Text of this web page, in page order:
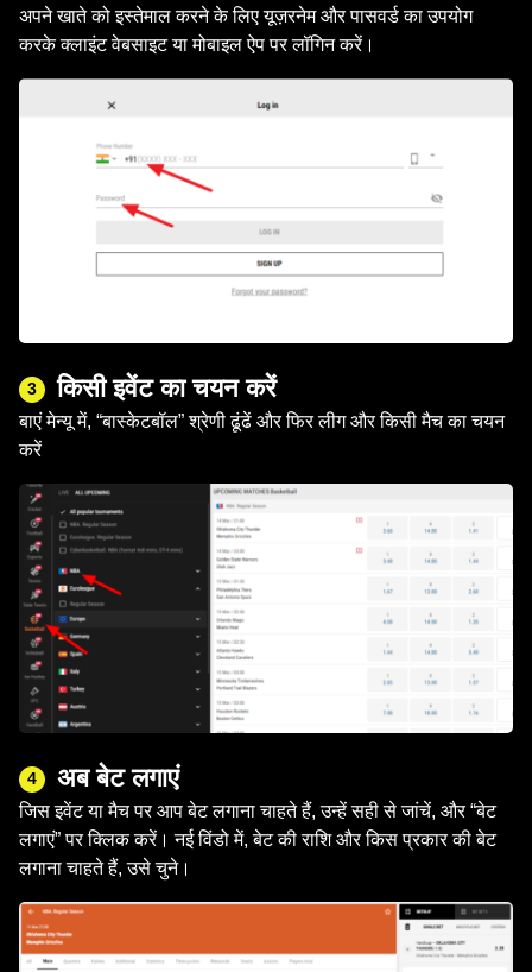
अपने खाते को इस्तेमाल करने के लिए यूज़रनेम और पासवर्ड का उपयोग
करके क्लाइंट वेबसाइट या मोबाइल ऐप पर लॉगिन करें।
3 किसी इवेंट का चयन करें
बाएं मेन्यू में, “बास्केटबॉल” श्रेणी ढूंढें और फिर लीग और किसी मैच का चयन
करें
4 अब बेट लगाएं
जिस इवेंट या मैच पर आप बेट लगाना चाहते हैं, उन्हें सही से जांचें, और “बेट
लगाएं” पर क्लिक करें। नई विंडो में, बेट की राशि और किस प्रकार की बेट
लगाना चाहते हैं, उसे चुने।